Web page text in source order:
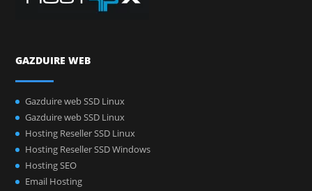
GAZDUIRE WEB
Gazduire web SSD Linux
Gazduire web SSD Linux
Hosting Reseller SSD Linux
Hosting Reseller SSD Windows
Hosting SEO
Email Hosting